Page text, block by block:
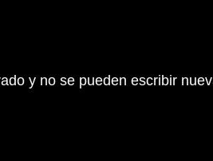
y no se pueden escribir